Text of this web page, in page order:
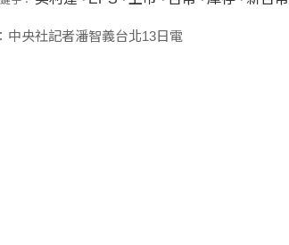
中央社記者潘智義台北13日電